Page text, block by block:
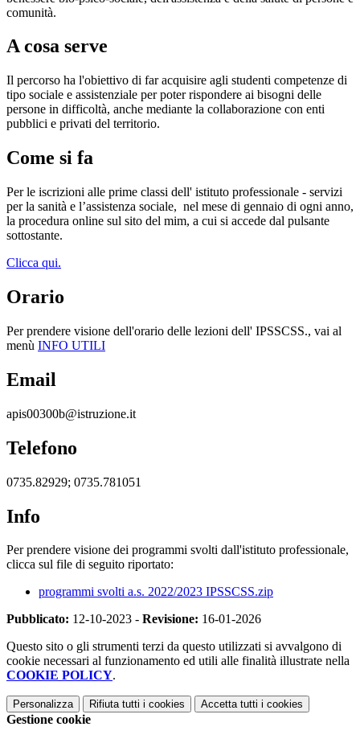
comunità.
A cosa serve
Il percorso ha l'obiettivo di far acquisire agli studenti competenze di
tipo sociale e assistenziale per poter rispondere ai bisogni delle
persone in difficoltà, anche mediante la collaborazione con enti
pubblici e privati del territorio.
Come si fa
Per le iscrizioni alle prime classi dell' istituto professionale - servizi
per la sanità e l’assistenza sociale, nel mese di gennaio di ogni anno,
la procedura online sul sito del mim, a cui si accede dal pulsante
sottostante.
Clicca qui.
Orario
Per prendere visione dell'orario delle lezioni dell' IPSSCSS., vai al
menù INFO UTILI
Email
apis00300b@istruzione.it
Telefono
0735.82929; 0735.781051
Info
Per prendere visione dei programmi svolti dall'istituto professionale,
clicca sul file di seguito riportato:
programmi svolti a.s. 2022/2023 IPSSCSS.zip
Pubblicato: 12-10-2023 - Revisione: 16-01-2026
Questo sito o gli strumenti terzi da questo utilizzati si avvalgono di
cookie necessari al funzionamento ed utili alle finalità illustrate nella
COOKIE POLICY.
Personalizza Rifiuta tutti i cookies Accetta tutti i cookies
Gestione cookie